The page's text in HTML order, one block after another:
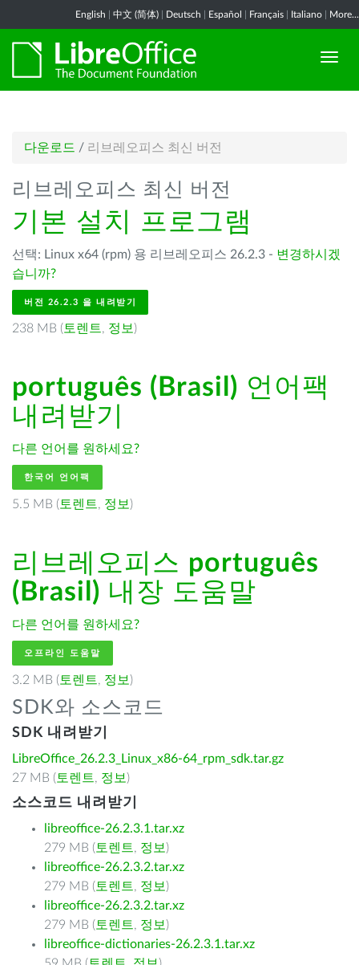
English 中文 (简体) Deutsch Español Français Italiano More...
다운로드 / 리브레오피스 최신 버전
리브레오피스 최신 버전
기본 설치 프로그램
선택: Linux x64 (rpm) 용 리브레오피스 26.2.3 - 변경하시겠
습니까?
버전 26.2.3 을 내려받기
238 MB ( 토렌트, 정보 )
português (Brasil) 언어팩
내려받기
다른 언어를 원하세요?
한국어 언어팩
5.5 MB ( 토렌트, 정보 )
리브레오피스 português
(Brasil) 내장 도움말
다른 언어를 원하세요?
오프라인 도움말
3.2 MB ( 토렌트, 정보 )
SDK와 소스코드
SDK 내려받기
LibreOffice_26.2.3_Linux_x86-64_rpm_sdk.tar.gz
27 MB ( 토렌트, 정보 )
소스코드 내려받기
libreoffice-26.2.3.1.tar.xz
279 MB ( 토렌트, 정보 )
libreoffice-26.2.3.2.tar.xz
279 MB ( 토렌트, 정보 )
libreoffice-26.2.3.2.tar.xz
279 MB ( 토렌트, 정보 )
libreoffice-dictionaries-26.2.3.1.tar.xz